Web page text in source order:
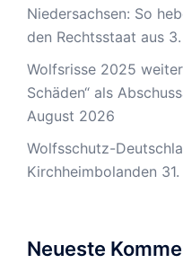
Niedersachsen: So
den Rechtsstaat aus
Wolfsrisse 2025
Schäden“ als
August 2026
Wolfsschutz-
Kirchheimbolanden
Neueste